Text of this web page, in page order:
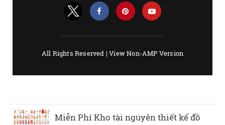
Miễn Phí Kho tài nguyên thiết kế đồ